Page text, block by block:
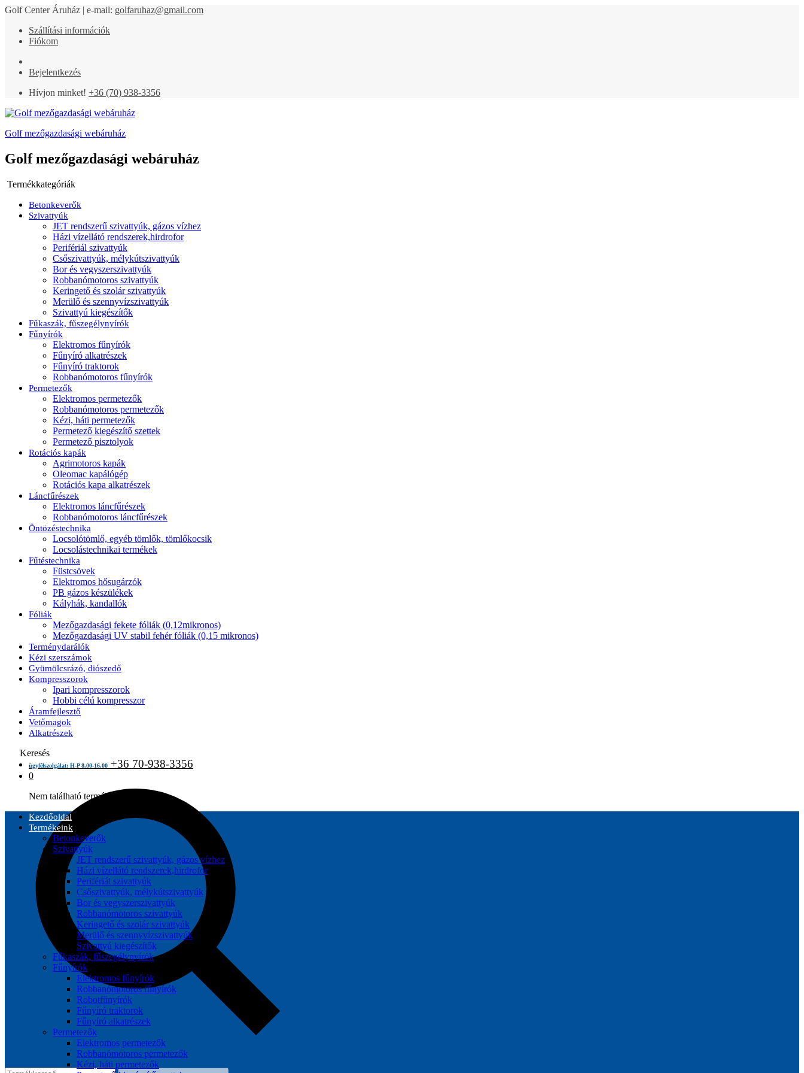
Golf Center Áruház | e-mail: golfaruhaz@gmail.com
Szállítási információk
Fiókom
Bejelentkezés
Hívjon minket! +36 (70) 938-3356
Golf mezőgazdasági webáruház
Golf mezőgazdasági webáruház
Termékkategóriák
Betonkeverők
Szivattyúk
JET rendszerű szivattyúk, gázos vízhez
Házi vízellátó rendszerek,hirdrofor
Perifériál szivattyúk
Csőszivattyúk, mélykútszivattyúk
Bor és vegyszerszivattyúk
Robbanómotoros szivattyúk
Keringető és szolár szivattyúk
Merülő és szennyvízszivattyúk
Szivattyú kiegészítők
Fűkaszák, fűszegélynyírók
Fűnyírók
Elektromos fűnyírók
Fűnyíró alkatrészek
Fűnyíró traktorok
Robbanómotoros fűnyírók
Permetezők
Elektromos permetezők
Robbanómotoros permetezők
Kézi, háti permetezők
Permetező kiegészítő szettek
Permetező pisztolyok
Rotációs kapák
Agrimotoros kapák
Oleomac kapálógép
Rotációs kapa alkatrészek
Láncfűrészek
Elektromos láncfűrészek
Robbanómotoros láncfűrészek
Öntözéstechnika
Locsolótömlő, egyéb tömlők, tömlőkocsik
Locsolástechnikai termékek
Fűtéstechnika
Füstcsövek
Elektromos hősugárzók
PB gázos készülékek
Kályhák, kandallók
Fóliák
Mezőgazdasági fekete fóliák (0,12mikronos)
Mezőgazdasági UV stabil fehér fóliák (0,15 mikronos)
Terménydarálók
Kézi szerszámok
Gyümölcsrázó, diószedő
Kompresszorok
Ipari kompresszorok
Hobbi célú kompresszor
Áramfejlesztő
Vetőmagok
Alkatrészek
Keresés
ügyfélszolgálat: H-P 8.00-16.00 +36 70-938-3356
0
Nem található termék a kosárban.
Kezdőoldal
Termékeink
Betonkeverők
Szivattyúk
JET rendszerű szivattyúk, gázos vízhez
Házi vízellátó rendszerek,hirdrofor
Perifériál szivattyúk
Csőszivattyúk, mélykútszivattyúk
Bor és vegyszerszivattyúk
Robbanómotoros szivattyúk
Keringető és szolár szivattyúk
Merülő és szennyvízszivattyúk
Szivattyú kiegészítők
Fűkaszák, fűszegélynyírók
Fűnyírók
Elektromos fűnyírók
Robbanómotoros fűnyírók
Robotfűnyírók
Fűnyíró traktorok
Fűnyíró alkatrészek
Permetezők
Elektromos permetezők
Robbanómotoros permetezők
Kézi, háti permetezők